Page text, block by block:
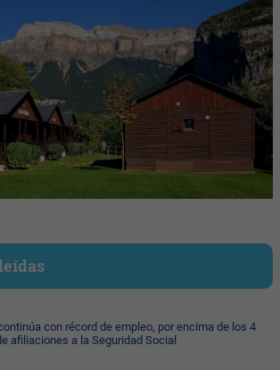
con récord de empleo, por encima de los 4
afiliaciones a la Seguridad Social